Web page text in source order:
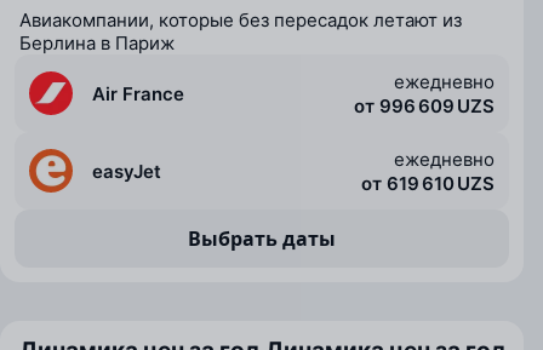
Авиакомпании, которые без пересадок летают из
Берлина в Париж
Air France
ежедневно
от 996 609 UZS
easyJet
ежедневно
от 619 610 UZS
Выбрать даты